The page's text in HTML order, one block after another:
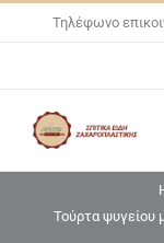
Τηλέφωνο
Τούρτα ψυγείου